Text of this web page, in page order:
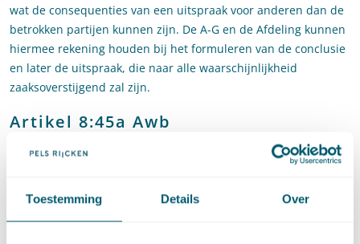
Toestemming Details Over
wat de consequenties van een uitspraak voor anderen dan de
betrokken partijen kunnen zijn. De A-G en de Afdeling kunnen
hiermee rekening houden bij het formuleren van de conclusie
en later de uitspraak, die naar alle waarschijnlijkheid
zaaksoverstijgend zal zijn.
Artikel 8:45a Awb
Een artikel dat meer op de amicus curiae lijkt te duiden is
Europese Commissie en de Autoriteit Consument en Markt